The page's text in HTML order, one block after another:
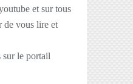
et sur tous
de vous lire et
sur le portail